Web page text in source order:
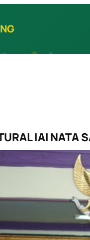
IAI NATA